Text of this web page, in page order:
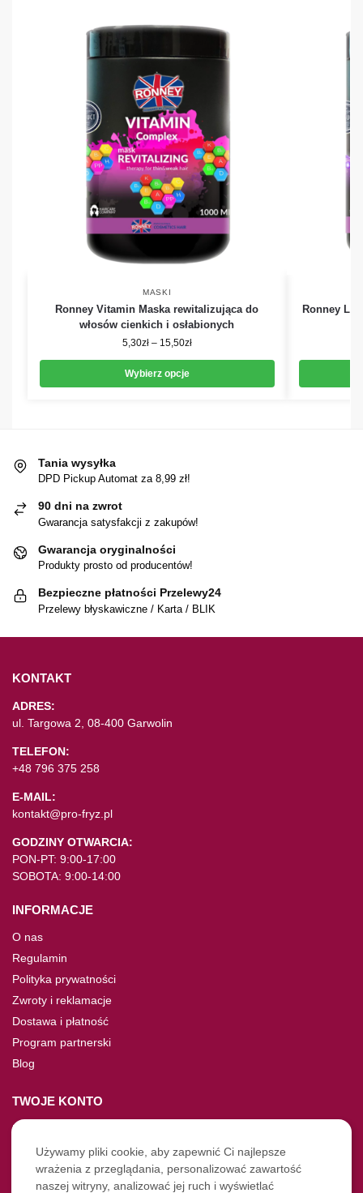
MASKI
Ronney Vitamin Maska rewitalizująca do
włosów cienkich i osłabionych
5,30zł – 15,50zł
Wybierz opcje
Ronney L-
Tania wysyłka
DPD Pickup Automat za 8,99 zł!
90 dni na zwrot
Gwarancja satysfakcji z zakupów!
Gwarancja oryginalności
Produkty prosto od producentów!
Bezpieczne płatności Przelewy24
Przelewy błyskawiczne / Karta / BLIK
KONTAKT
ADRES:
ul. Targowa 2, 08-400 Garwolin
TELEFON:
+48 796 375 258
E-MAIL:
kontakt@pro-fryz.pl
GODZINY OTWARCIA:
PON-PT: 9:00-17:00
SOBOTA: 9:00-14:00
INFORMACJE
O nas
Regulamin
Polityka prywatności
Zwroty i reklamacje
Dostawa i płatność
Program partnerski
Blog
TWOJE KONTO
Moje konto
Nie pamiętasz hasła?
Twoje zamówienia
Używamy pliki cookie, aby zapewnić Ci najlepsze
wrażenia z przeglądania, personalizować zawartość
naszej witryny, analizować jej ruch i wyświetlać